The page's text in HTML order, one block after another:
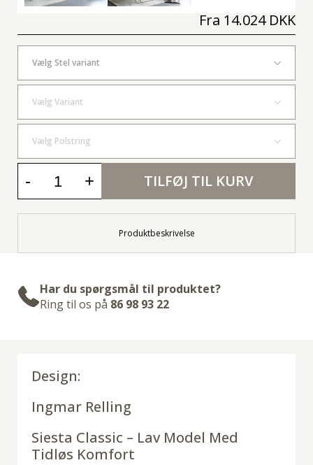
Fra 14.024 DKK
Vælg Stel variant
Vælg Variant
Vælg Polstring
- + TILFØJ TIL KURV
Produktbeskrivelse
Har du spørgsmål til produktet?
Ring til os på 86 98 93 22
Design:
Ingmar Relling
Siesta Classic – Lav Model Med
Tidløs Komfort